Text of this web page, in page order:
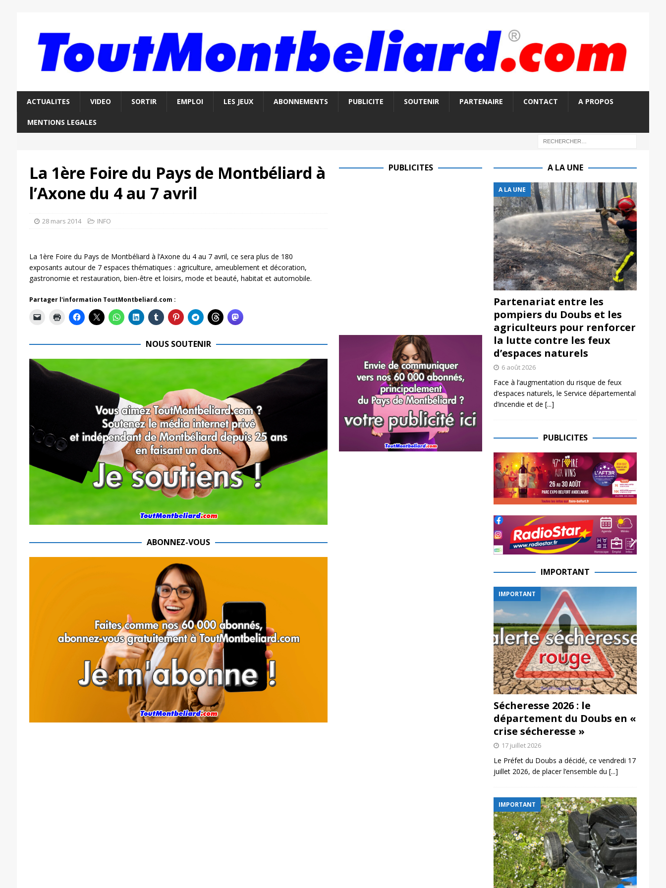
ACTUALITES VIDEO SORTIR EMPLOI LES JEUX ABONNEMENTS PUBLICITE SOUTENIR PARTENAIRE CONTACT A PROPOS
MENTIONS LEGALES
La 1ère Foire du Pays de Montbéliard à
l’Axone du 4 au 7 avril
28 mars 2014 INFO
La 1ère Foire du Pays de Montbéliard à l’Axone du 4 au 7 avril, ce sera plus de 180
exposants autour de 7 espaces thématiques : agriculture, ameublement et décoration,
gastronomie et restauration, bien-être et loisirs, mode et beauté, habitat et automobile.
Partager l'information ToutMontbeliard.com :
NOUS SOUTENIR
ABONNEZ-VOUS
PUBLICITES A LA UNE
A LA UNE
Partenariat entre les
pompiers du Doubs et les
agriculteurs pour renforcer
la lutte contre les feux
d’espaces naturels
6 août 2026
Face à l’augmentation du risque de feux
d’espaces naturels, le Service départemental
d’incendie et de [...]
PUBLICITES
IMPORTANT
IMPORTANT
Sécheresse 2026 : le
département du Doubs en «
crise sécheresse »
17 juillet 2026
Le Préfet du Doubs a décidé, ce vendredi 17
juillet 2026, de placer l’ensemble du [...]
IMPORTANT